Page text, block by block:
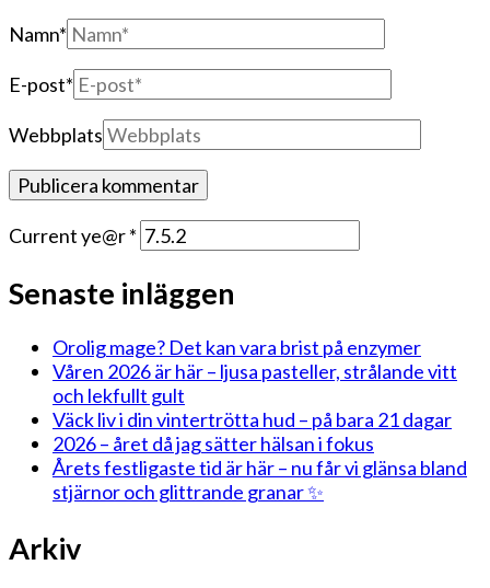
Namn*
E-post*
Webbplats
Current ye@r*
Senaste inläggen
Orolig mage? Det kan vara brist på enzymer
Våren 2026 är här – ljusa pasteller, strålande vitt
och lekfullt gult
Väck liv i din vintertrötta hud – på bara 21 dagar
2026 – året då jag sätter hälsan i fokus
Årets festligaste tid är här – nu får vi glänsa bland
stjärnor och glittrande granar ✨
Arkiv